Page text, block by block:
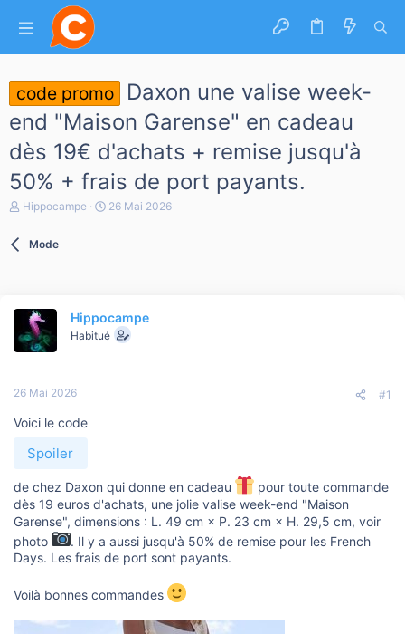
code promo
Daxon une valise week-
end "Maison Garense" en cadeau
dès 19€ d'achats + remise jusqu'à
50% + frais de port payants.
A
e
a
d
c
s
Hippocampe
D
b
u
26 Mai 2026
Mode
Hippocampe
Habitué
26 Mai 2026 #1
Voici le code
Spoiler
de chez Daxon qui donne en cadeau
pour toute commande
dès 19 euros d'achats, une jolie valise week-end "Maison
Garense", dimensions : L. 49 cm × P. 23 cm × H. 29,5 cm, voir
photo
. Il y a aussi jusqu'à 50% de remise pour les French
Days. Les frais de port sont payants.
Voilà bonnes commandes